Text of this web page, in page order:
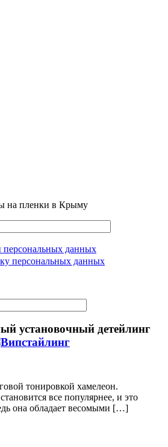
на пленки в Крыму
персональных данных
персональных данных
установочный детейлинг
тонировкой хамелеон.
все популярнее, и это
она обладает весомыми […]